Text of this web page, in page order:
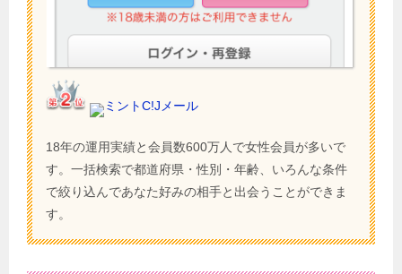
ミントC!Jメール
18年の運用実績と会員数600万人で女性会員が多いで
す。一括検索で都道府県・性別・年齢、いろんな条件
で絞り込んであなた好みの相手と出会うことができま
す。